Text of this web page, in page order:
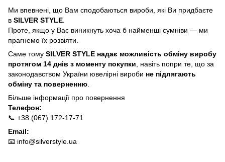
Ми впевнені, що Вам сподобаються вироби, які Ви придбаєте
в SILVER STYLE
Проте, якщо у Вас виникнуть хоча б найменші сумніви — ми
прагнемо їх розвіяти.
Саме тому SILVER STYLE надає можливість обміну виробу
протягом 14 днів з моменту покупки , навіть попри те, що за
законодавством України ювелірні вироби не підлягають
обміну та поверненню
Більше інформації про повернення
Телефон:
📞 +38 (067) 172-17-71
Email:
📧 info@silverstyle.ua